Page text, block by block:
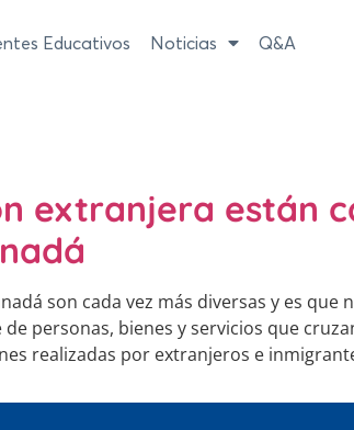
Educativos Noticias Q&A
extranjera están
son cada vez más diversas y es que
personas, bienes y servicios que
realizadas por extranjeros e